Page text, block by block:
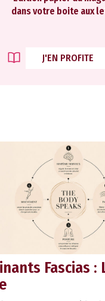
dans votre boite aux
J'EN PROFITE
Fascias :